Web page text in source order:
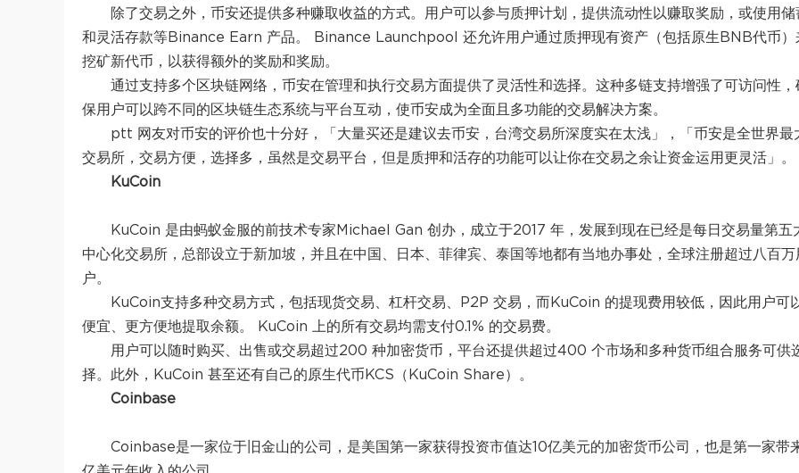
除了交易之外，币安还提供多种赚取收益的方式。用户可以参与质押计划，提供流动性以赚取奖励，或使用储
和灵活存款等Binance Earn 产品。 Binance Launchpool 还允许用户通过质押现有资产（包括原生BNB代币）
挖矿新代币，以获得额外的奖励和奖励。
通过支持多个区块链网络，币安在管理和执行交易方面提供了灵活性和选择。这种多链支持增强了可访问性，
保用户可以跨不同的区块链生态系统与平台互动，使币安成为全面且多功能的交易解决方案。
ptt 网友对币安的评价也十分好，「大量买还是建议去币安，台湾交易所深度实在太浅」，「币安是全世界最
交易所，交易方便，选择多，虽然是交易平台，但是质押和活存的功能可以让你在交易之余让资金运用更灵活」。
KuCoin
KuCoin 是由蚂蚁金服的前技术专家Michael Gan 创办，成立于2017 年，发展到现在已经是每日交易量第五
中心化交易所，总部设立于新加坡，并且在中国、日本、菲律宾、泰国等地都有当地办事处，全球注册超过八百万
户。
KuCoin支持多种交易方式，包括现货交易、杠杆交易、P2P 交易，而KuCoin 的提现费用较低，因此用户可
便宜、更方便地提取余额。 KuCoin 上的所有交易均需支付0.1% 的交易费。
用户可以随时购买、出售或交易超过200 种加密货币，平台还提供超过400 个市场和多种货币组合服务可供
择。此外，KuCoin 甚至还有自己的原生代币KCS（KuCoin Share）。
Coinbase
Coinbase是一家位于旧金山的公司，是美国第一家获得投资市值达10亿美元的加密货币公司，也是第一家带